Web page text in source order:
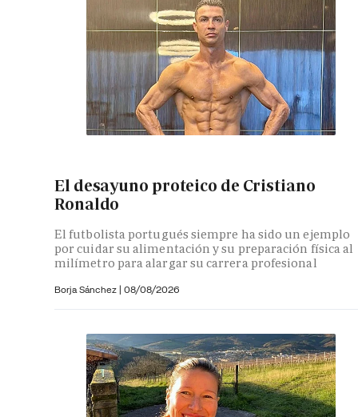
El desayuno proteico de Cristiano
Ronaldo
El futbolista portugués siempre ha sido un ejemplo
por cuidar su alimentación y su preparación física al
milímetro para alargar su carrera profesional
Borja Sánchez | 08/08/2026